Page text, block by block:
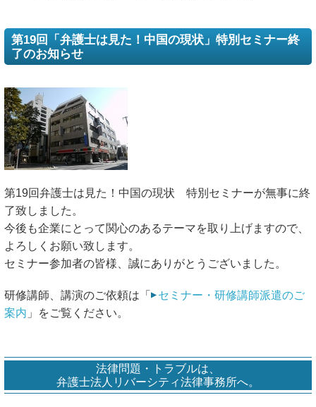
遺言管理
第19回「弁護士は見た！中国の現状」特別セミナー終
了のお知らせ
第19回弁護士は見た！中国の現状 特別セミナーが無事に終
了致しました。
今後も企業にとって関心のあるテーマを取り上げますので、
よろしくお願い致します。
セミナー参加者の皆様、誠にありがとうございました。
研修講師、講演のご依頼は「
セミナー・研修講師派遣のご
案内 」をご覧ください。
法律問題・トラブルは、
弁護士法人リバーシティ法律事務所へ。